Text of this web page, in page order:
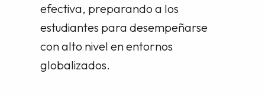
efectiva, preparando a los
estudiantes para desempeñarse
con alto nivel en entornos
globalizados.